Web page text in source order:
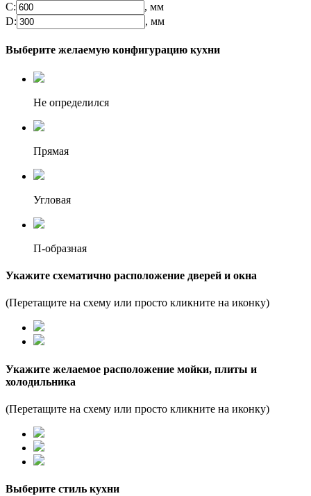
C:
, мм
D:
, мм
Выберите желаемую конфигурацию кухни
Не определился
Прямая
Угловая
П-образная
Укажите схематично расположение дверей и окна
(Перетащите на схему или просто кликните на иконку)
Укажите желаемое расположение мойки, плиты и
холодильника
(Перетащите на схему или просто кликните на иконку)
Выберите стиль кухни